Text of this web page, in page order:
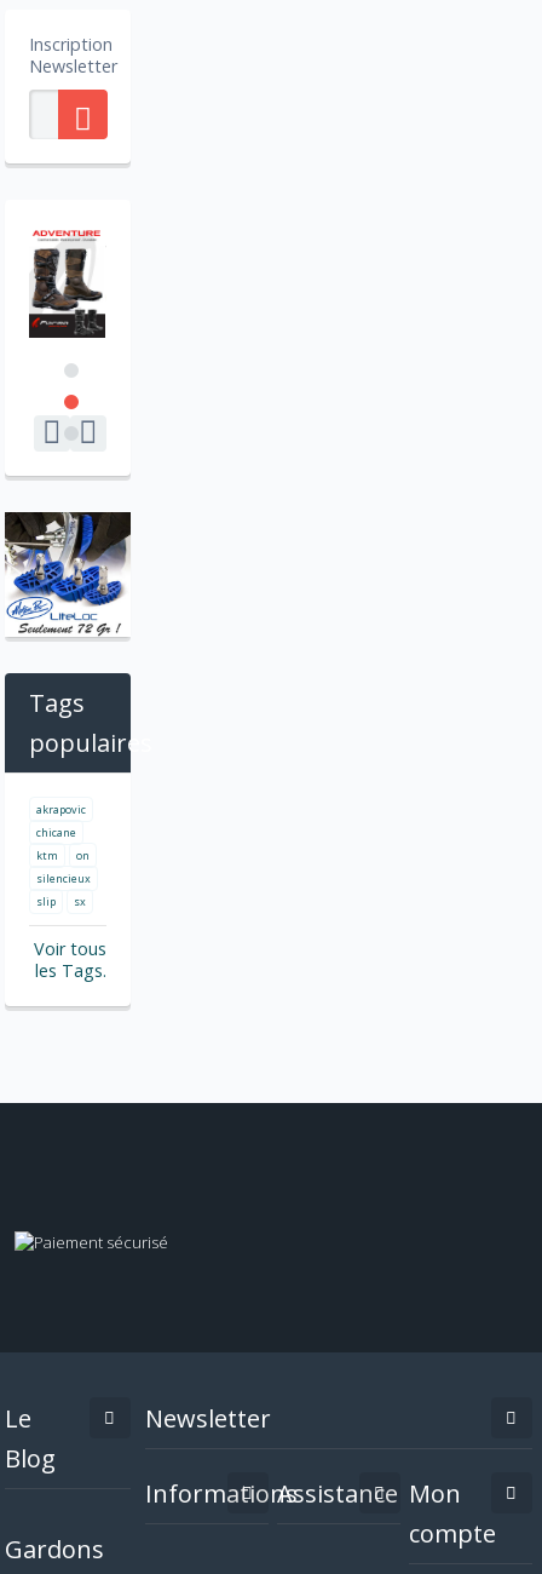
Inscription
Newsletter
Tags
populaires
akrapovic
chicane
ktm
on
silencieux
slip
sx
Voir tous
les Tags.
Le
Blog
Gardons
Newsletter
InformationsAssistance Mon
compte